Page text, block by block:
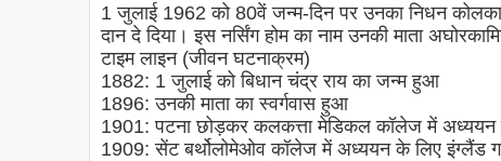
1 जुलाई 1962 को 80वें जन्म-दिन पर उनका निधन
दान दे दिया। इस नर्सिंग होम का नाम उनकी माता
टाइम लाइन (जीवन घटनाक्रम)
1882: 1 जुलाई को बिधान चंद्र राय का जन्म हुआ
1896: उनकी माता का स्वर्गवास हुआ
1901: पटना छोड़कर कलकत्ता मेडिकल कॉलेज में अध्ययन
1909: सेंट बर्थोलोमेओव कॉलेज में अध्ययन के लिए इंग्लैंड